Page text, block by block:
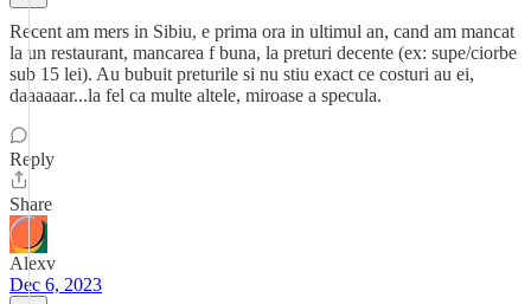
Recent am mers in Sibiu, e prima ora in ultimul an, cand am mancat
la un restaurant, mancarea f buna, la preturi decente (ex: supe/ciorbe
sub 15 lei). Au bubuit preturile si nu stiu exact ce costuri au ei,
daaaaaar...la fel ca multe altele, miroase a specula.
Reply
Share
Alexv
Dec 6, 2023